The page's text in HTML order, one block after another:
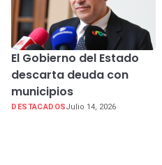
El Gobierno del Estado
descarta deuda con
municipios
DESTACADOSJulio 14, 2026